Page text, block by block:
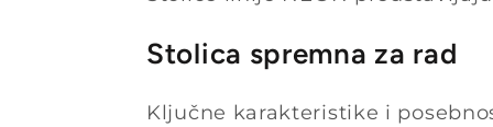
Stolica spremna za rad
Ključne karakteristike i